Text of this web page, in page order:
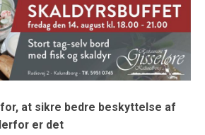
at sikre bedre beskyttelse af
er det